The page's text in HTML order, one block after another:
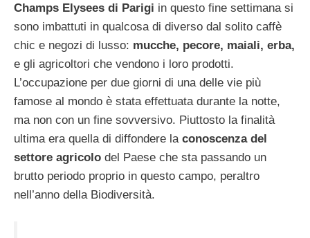
Champs Elysees di Parigi in questo fine settimana si
sono imbattuti in qualcosa di diverso dal solito caffè
chic e negozi di lusso: mucche, pecore, maiali, erba,
e gli agricoltori che vendono i loro prodotti.
L’occupazione per due giorni di una delle vie più
famose al mondo è stata effettuata durante la notte,
ma non con un fine sovversivo. Piuttosto la finalità
ultima era quella di diffondere la conoscenza del
settore agricolo del Paese che sta passando un
brutto periodo proprio in questo campo, peraltro
nell’anno della Biodiversità.